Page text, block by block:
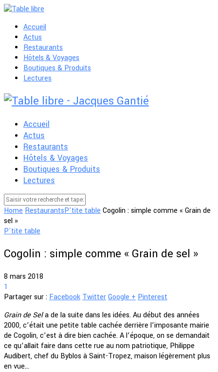
Accueil
Actus
Restaurants
Hôtels & Voyages
Boutiques & Produits
Lectures
Accueil
Actus
Restaurants
Hôtels & Voyages
Boutiques & Produits
Lectures
Home RestaurantsP'tite table Cogolin : simple comme « Grain de
sel »
P'tite table
Cogolin : simple comme « Grain de sel »
8 mars 2018
1
Partager sur : Facebook TwitterGoogle + Pinterest
Grain de Sela de la suite dans les idées. Au début des années
2000, c’était une petite table cachée derrière l’imposante mairie
de Cogolin, c’est à dire bien cachée. A l’époque, on se demandait
ce qu’allait faire dans cette rue au nom patriotique, Philippe
Audibert, chef du Byblos à Saint-Tropez, maison légèrement plus
en vue…